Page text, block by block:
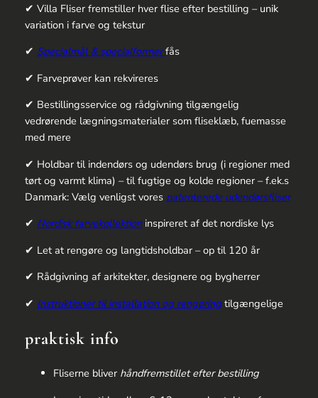
✔ Villa Fliser fremstiller hver flise efter bestilling – unik
variation i farve og tekstur
✔ Specialmål & specialformerfås
✔ Farveprøver kan rekvireres
✔ Bestillingsservice og rådgivning tilgængelig
vedrørende lægningsmaterialer som fliseklæb, fuemasse
med mere
✔ Holdbar til indendørs og udendørs brug (i regioner med
tørt og varmt klima) – til fugtige og kolde regioner – f.ek.s
Danmark: Vælg venligst vores patenterede udendørsfliser
✔ Nordisk farvekollektioninspireret af det nordiske lys
✔ Let at rengøre og langtidsholdbar – op til 120 år
✔ Rådgivning af arkitekter, designere og bygherrer
✔ Instruktioner til installation og rengøringtilgængelige
praktisk info
Fliserne bliver håndfremstillet efter bestilling